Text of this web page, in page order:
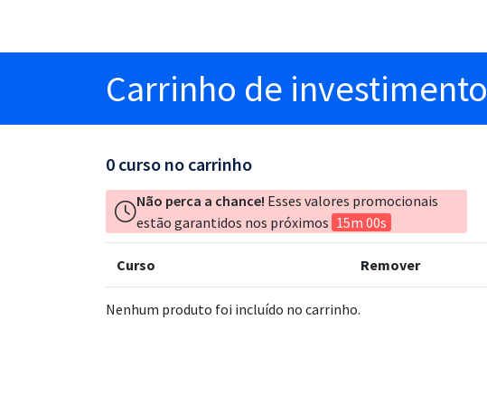
Carrinho de investimento
0 curso no carrinho
Não perca a chance! Esses valores promocionais
estão garantidos nos próximos 15m 00s
Curso Remover
Nenhum produto foi incluído no carrinho.